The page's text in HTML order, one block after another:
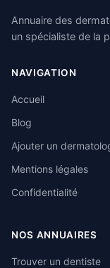
Annuaire des
un spécialiste de la
NAVIGATION
Accueil
Blog
Ajouter un
Mentions légales
Confidentialité
NOS ANNUAIRES
Trouver un dentiste